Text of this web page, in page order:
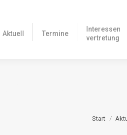
Aktuell Termine
Interessen
vertretung
Sie
Start